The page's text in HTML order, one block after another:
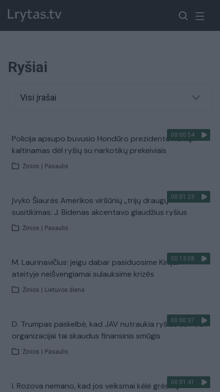
Ryšiai
Visi įrašai
00:00:54
Policija apsupo buvusio Hondūro prezidento namą:
kaltinamas dėl ryšių su narkotikų prekeiviais
Žinios Pasaulis
00:01:23
Įvyko Šiaurės Amerikos viršūnių „trijų draugų“
susitikimas: J. Bidenas akcentavo glaudžius ryšius
Žinios Pasaulis
00:13:08
M. Laurinavičius: jeigu dabar pasiduosime Kinijai –
ateityje neišvengiamai sulauksime krizės
Žinios Lietuvos diena
00:00:37
D. Trumpas paskelbė, kad JAV nutraukia ryšius su PSO:
organizacijai tai skaudus finansinis smūgis
Žinios Pasaulis
00:01:41
I. Rozova nemano, kad jos veiksmai kėlė grėsmę